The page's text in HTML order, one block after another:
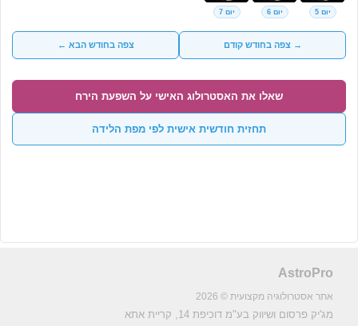
יום 5 יום 6 יום 7
→ צפה בחודש קודם צפה בחודש הבא ←
שאלו את האסטרולוג האישי על השפעת הירח
תחזית חודשית אישית לפי מפת הלידה
AstroPro
אתר אסטרולוגיה מקצועית © 2026
מג'יק פרסום ושיווק בע"מ דוכיפת 14, קריית אתא